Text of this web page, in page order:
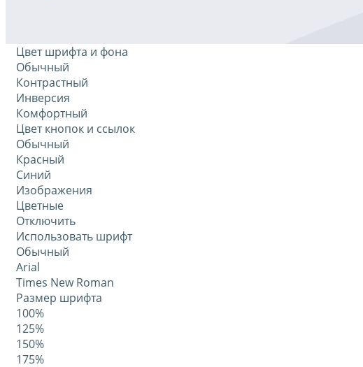
Цвет шрифта и фона
Обычный
Контрастный
Инверсия
Комфортный
Цвет кнопок и ссылок
Обычный
Красный
Синий
Изображения
Цветные
Отключить
Использовать шрифт
Обычный
Arial
Times New Roman
Размер шрифта
100%
125%
150%
175%